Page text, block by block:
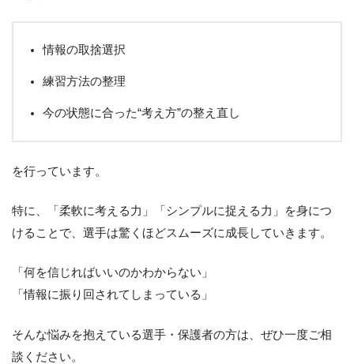
情報の取捨選択
練習方法の整理
今の状態に合った“考え方”の整え直し
を行っています。
特に、「柔軟に考える力」「シンプルに捉える力」を身につ
けることで、選手は驚くほどスムーズに成長していきます。
「何を信じればいいのかわからない」
「情報に振り回されてしまっている」
そんな悩みを抱えている選手・保護者の方は、ぜひ一度ご相
談ください。